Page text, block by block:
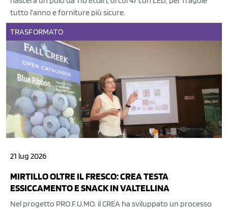
tutto l’anno e forniture più sicure.
TRASFORMATO
21 lug 2026
MIRTILLO OLTRE IL FRESCO: CREA TESTA
ESSICCAMENTO E SNACK IN VALTELLINA
Nel progetto PRO.F.U.MO. il CREA ha sviluppato un processo